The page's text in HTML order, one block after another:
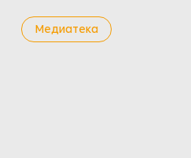
Медиатека